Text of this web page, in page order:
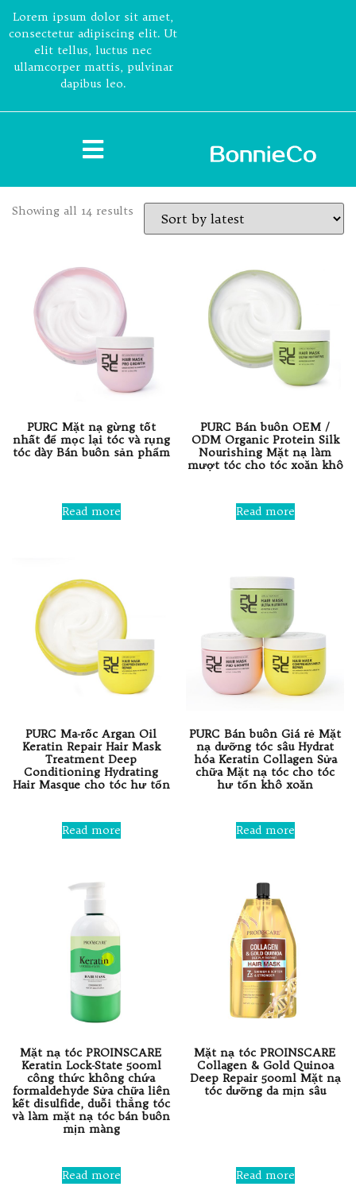
Lorem ipsum dolor sit amet,
consectetur adipiscing elit. Ut
elit tellus, luctus nec
ullamcorper mattis, pulvinar
dapibus leo.
Showing all 14 results
PURC Mặt nạ gừng tốt
nhất để mọc lại tóc và rụng
tóc dày Bán buôn sản phẩm
out
of
5
Read more
PURC Bán buôn OEM /
ODM Organic Protein Silk
Nourishing Mặt nạ làm
mượt tóc cho tóc xoăn khô
0
out
Read more
PURC Ma-rốc Argan Oil
Keratin Repair Hair Mask
Treatment Deep
Conditioning Hydrating
Hair Masque cho tóc hư tổn
0
out
Read more
PURC Bán buôn Giá rẻ Mặt
nạ dưỡng tóc sâu Hydrat
hóa Keratin Collagen Sửa
chữa Mặt nạ tóc cho tóc
hư tổn khô xoăn
0
out
Read more
Mặt nạ tóc PROINSCARE
Keratin Lock-State 500ml
công thức không chứa
formaldehyde Sửa chữa liên
kết disulfide, duỗi thẳng tóc
và làm mặt nạ tóc bán buôn
mịn màng
0
out
Read more
Mặt nạ tóc PROINSCARE
Collagen & Gold Quinoa
Deep Repair 500ml Mặt nạ
tóc dưỡng da mịn sâu
Read more